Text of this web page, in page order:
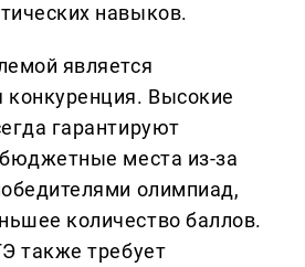
навыков.
является
конкуренция. Высокие
гарантируют
места из-за
олимпиад,
количество баллов.
также требует